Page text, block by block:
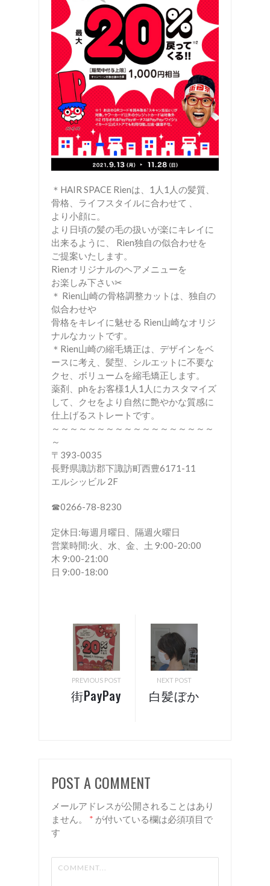
＊HAIR SPACE Rienは、1人1人の髪質、
骨格、ライフスタイルに合わせて 、
より小顔に。
より日頃の髪の毛の扱いが楽にキレイに
出来るように、 Rien独自の似合わせを
ご提案いたします。
Rienオリジナルのヘアメニューを
お楽しみ下さい✂︎
＊ Rien山崎の骨格調整カットは、独自の
似合わせや
骨格をキレイに魅せる Rien山崎なオリジ
ナルなカットです。
＊Rien山崎の縮毛矯正は、デザインをベ
ースに考え、髪型、シルエットに不要な
クセ、ボリュームを縮毛矯正します。
薬剤、phをお客様1人1人にカスタマイズ
して、クセをより自然に艶やかな質感に
仕上げるストレートです。
～～～～～～～～～～～～～～～～～～
～
〒393-0035
長野県諏訪郡下諏訪町西豊6171-11
エルシッビル 2F
☎︎0266-78-8230
定休日:毎週月曜日、隔週火曜日
営業時間:火、水、金、土 9:00-20:00
木 9:00-21:00
日 9:00-18:00
PREVIOUS POST
街PayPay
ン
NEXT POST
白髪ぼか
ン
POST A COMMENT
メールアドレスが公開されることはあり
ません。
* が付いている欄は必須項目で
す